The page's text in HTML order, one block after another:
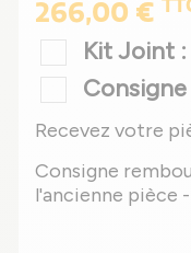
266,00 €
Kit Joint
Recevez votre
Consigne
l'ancienne pièce -